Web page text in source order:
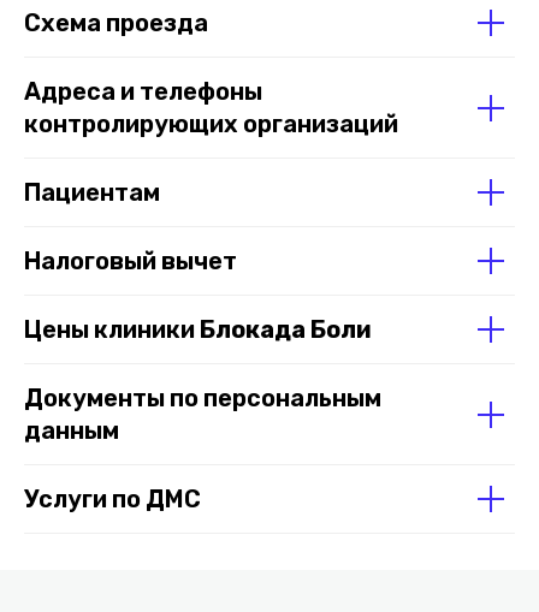
Схема проезда
Адреса и телефоны
контролирующих организаций
Пациентам
Налоговый вычет
Цены клиники Блокада Боли
Документы по персональным
данным
Услуги по ДМС
© Все права защищены, 2026